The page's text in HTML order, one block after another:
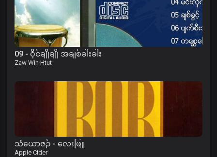
09 - ဝိုင်ချိုချို အချစ်ခါးခါး
Zaw Win Htut
သံယောဇဉ် - လေးဖြူ
Apple Cider